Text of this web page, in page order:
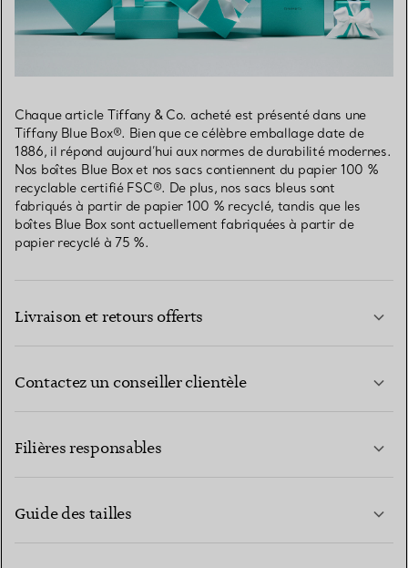
Chaque article Tiffany & Co. acheté est présenté dans une
Tiffany Blue Box®. Bien que ce célèbre emballage date de
1886, il répond aujourd’hui aux normes de durabilité modernes.
Nos boîtes Blue Box et nos sacs contiennent du papier 100 %
recyclable certifié FSC®. De plus, nos sacs bleus sont
fabriqués à partir de papier 100 % recyclé, tandis que les
boîtes Blue Box sont actuellement fabriquées à partir de
papier recyclé à 75 %.
Livraison et retours offerts
Contactez un conseiller clientèle
Filières responsables
Guide des tailles